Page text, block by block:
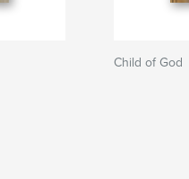
Child of God